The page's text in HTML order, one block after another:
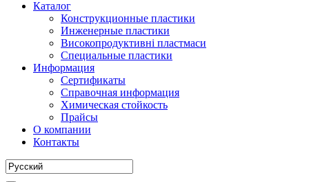
Каталог
Конструкционные пластики
Инженерные пластики
Високопродуктивні пластмаси
Специальные пластики
Информация
Сертификаты
Справочная информация
Химическая стойкость
Прайсы
О компании
Контакты